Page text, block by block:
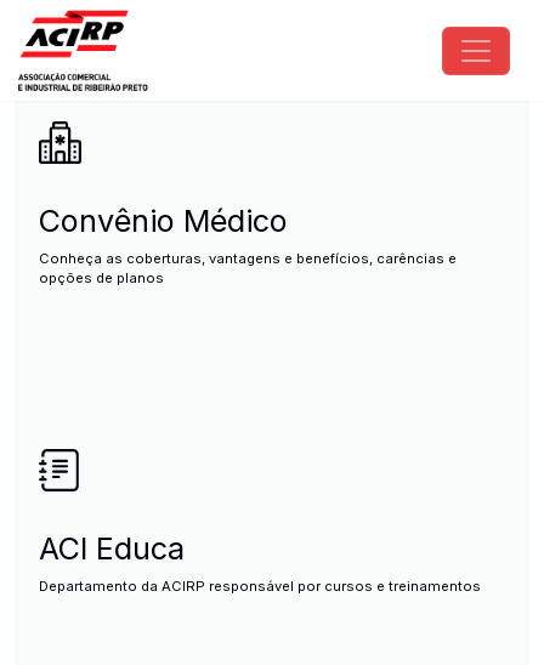
Pular para o conteúdo principal
ACIRP - Associação Comercial
Convênio Médico
Conheça as coberturas, vantagens e benefícios, carências e
opções de planos
ACI Educa
Departamento da ACIRP responsável por cursos e treinamentos